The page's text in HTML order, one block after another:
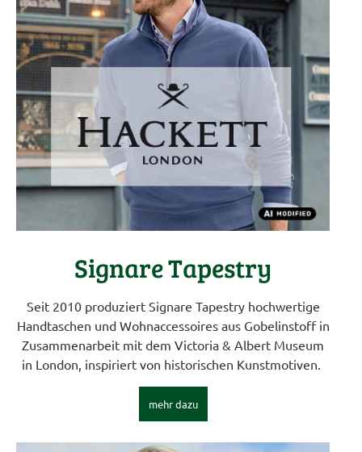
Signare Tapestry
Seit 2010 produziert Signare Tapestry hochwertige
Handtaschen und Wohnaccessoires aus Gobelinstoff in
Zusammenarbeit mit dem Victoria & Albert Museum
in London, inspiriert von historischen Kunstmotiven.
mehr dazu